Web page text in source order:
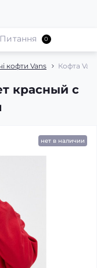
кофти Vans Кофта
красный с
Питання 0
нет в наличии